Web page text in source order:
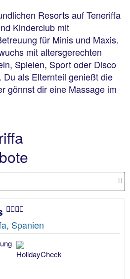
Resorts auf Teneriffa
Kinderclub mit
für Minis und Maxis.
mit altersgerechten
Spielen, Sport oder Disco
Du als Elternteil genießt die
gönnst dir eine Massage im
Spanien